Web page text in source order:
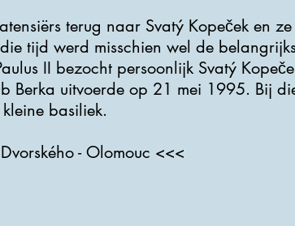
terug naar Svatý Kopeček en
tijd werd misschien wel de
II bezocht persoonlijk Svatý
Berka uitvoerde op 21 mei 1995. Bij
basiliek.
- Olomouc <<<